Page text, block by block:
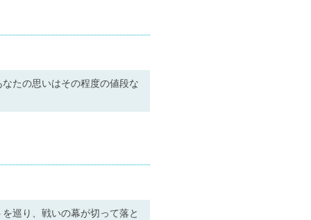
たの思いはその程度の値段な
巡り、戦いの幕が切って落と